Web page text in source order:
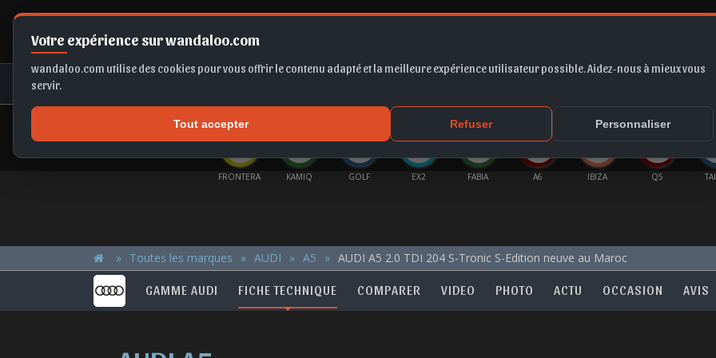
Votre expérience sur wandaloo.com
wandaloo.com utilise des cookies pour vous offrir le contenu adapté et la meilleure expérience utilisateur possible. Aidez-nous à mieux vous
servir.
Tout accepter Refuser Personnaliser
FRONTERA KAMIQ GOLF EX2 FABIA A6 IBIZA Q5
Toutes les marques AUDI A5 AUDI A5 2.0 TDI 204 S-Tronic S-Edition neuve au Maroc
GAMME AUDI FICHE TECHNIQUE COMPARER VIDEO PHOTO ACTU OCCASION AVIS